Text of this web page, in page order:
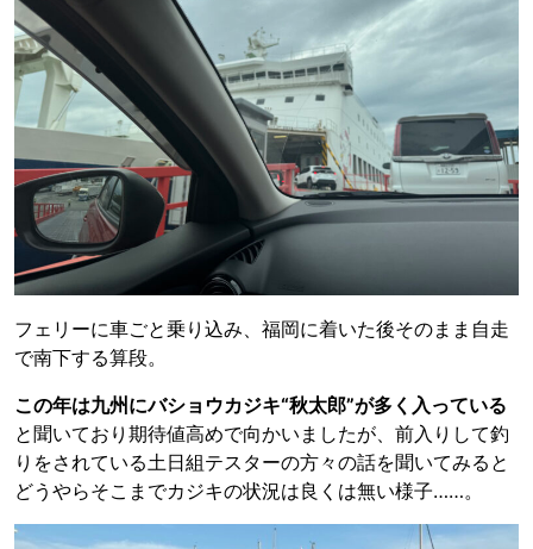
フェリーに車ごと乗り込み、福岡に着いた後そのまま自走
で南下する算段。
この年は九州にバショウカジキ“秋太郎”が多く入っている
と聞いており期待値高めで向かいましたが、前入りして釣
りをされている土日組テスターの方々の話を聞いてみると
どうやらそこまでカジキの状況は良くは無い様子……。